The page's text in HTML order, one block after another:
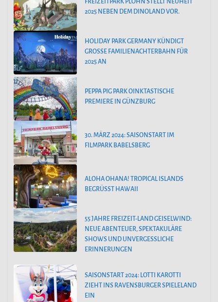
FREIZEITPARK PLOHN STELLT NEUHEIT
2025 NEBEN DEM DINOLAND VOR.
HOLIDAY PARK GERMANY KÜNDIGT
GROSSE FAMILIENACHTERBAHN FÜR 2
025 AN
PEPPA PIG PARK OINKTASTISCHE
PREMIERE IN GÜNZBURG
30. MÄRZ 2024: SAISONSTART IM
FILMPARK BABELSBERG
ALOHA OHANA! TROPICAL ISLANDS
BEGRÜSST HAWAII
55 JAHRE FREIZEIT-LAND GEISELWIND:
NEUE ABENTEUER, SPEKTAKULÄRE
SHOWS UND UNVERGESSLICHE
ERINNERUNGEN
SAISONSTART 2024: LOTTI KAROTTI
ZIEHT INS RAVENSBURGER SPIELELAND
EIN